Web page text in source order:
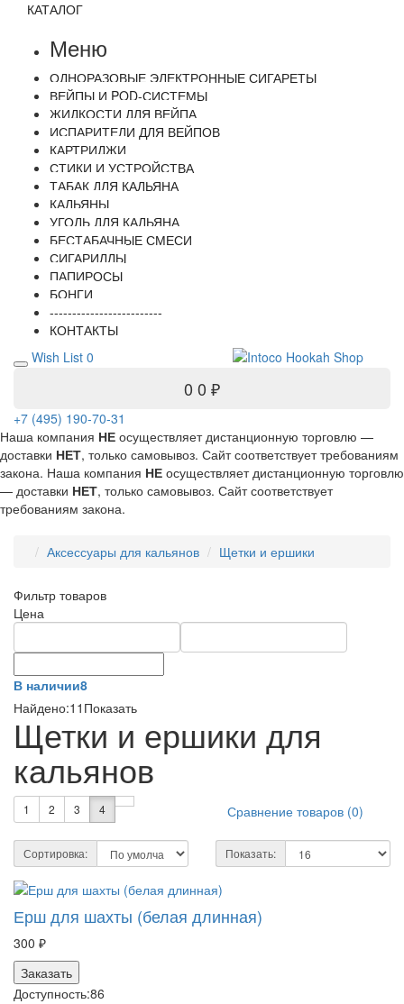
КАТАЛОГ
Меню
ОДНОРАЗОВЫЕ ЭЛЕКТРОННЫЕ СИГАРЕТЫ
ВЕЙПЫ И POD-СИСТЕМЫ
ЖИДКОСТИ ДЛЯ ВЕЙПА
ИСПАРИТЕЛИ ДЛЯ ВЕЙПОВ
КАРТРИДЖИ
СТИКИ И УСТРОЙСТВА
ТАБАК ДЛЯ КАЛЬЯНА
КАЛЬЯНЫ
УГОЛЬ ДЛЯ КАЛЬЯНА
БЕСТАБАЧНЫЕ СМЕСИ
СИГАРИЛЛЫ
ПАПИРОСЫ
БОНГИ
-------------------------
КОНТАКТЫ
Wish List 0
0 0 ₽
+7 (495) 190-70-31
Наша компания НЕ осуществляет дистанционную торговлю —
доставки НЕТ, только самовывоз. Сайт соответствует требованиям
закона. Наша компания НЕ осуществляет дистанционную торговлю
— доставки НЕТ, только самовывоз. Сайт соответствует
требованиям закона.
Аксессуары для кальянов Щетки и ершики
Фильтр товаров
Цена
В наличии8
Найдено:11 Показать
Щетки и ершики для
кальянов
1 2 3 4 Сравнение товаров (0)
Сортировка: Показать:
Ерш для шахты (белая длинная)
300 ₽
Заказать
Доступность:86